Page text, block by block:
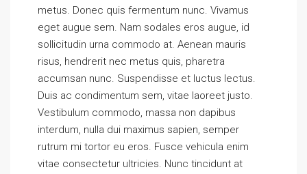
metus. Donec quis fermentum nunc. Vivamus
eget augue sem. Nam sodales eros augue, id
sollicitudin urna commodo at. Aenean mauris
risus, hendrerit nec metus quis, pharetra
accumsan nunc. Suspendisse et luctus lectus.
Duis ac condimentum sem, vitae laoreet justo.
Vestibulum commodo, massa non dapibus
interdum, nulla dui maximus sapien, semper
rutrum mi tortor eu eros. Fusce vehicula enim
vitae consectetur ultricies. Nunc tincidunt at